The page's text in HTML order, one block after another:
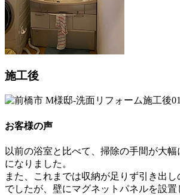
施工後
お客様の声
以前の浴室と比べて、掃除の手間が大
になりました。
また、これまでは収納が足りず引き出
でしたが、壁にマグネットパネルを設